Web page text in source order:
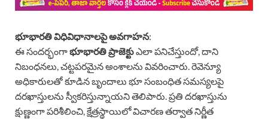
భూభారతి విధివిధానాలపై అవగాహన:
ఈ సందర్భంగాభూభారతి ప్రాజెక్టుఎలా పనిచేస్తుందో, దాని
నిబంధనలు, చట్టపరమైన అంశాలను వివరించారు. రెవెన్యూ
అధికారులతో కూడిన బృందాలు భూ సంబంధిత సమస్యలపై
దరఖాస్తులను స్వీకరిస్తున్నాయని తెలిపారు. ప్రతి దరఖాస్తును
క్షుణ్ణంగా పరిశీలించి, క్షేత్రస్థాయిలో విచారణ తర్వాత నిర్ణీత